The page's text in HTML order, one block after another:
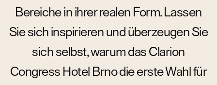
Bereiche in ihrer realen Form. Lassen
Sie sich inspirieren und überzeugen Sie
sich selbst, warum das Clarion
Congress Hotel Brno die erste Wahl für